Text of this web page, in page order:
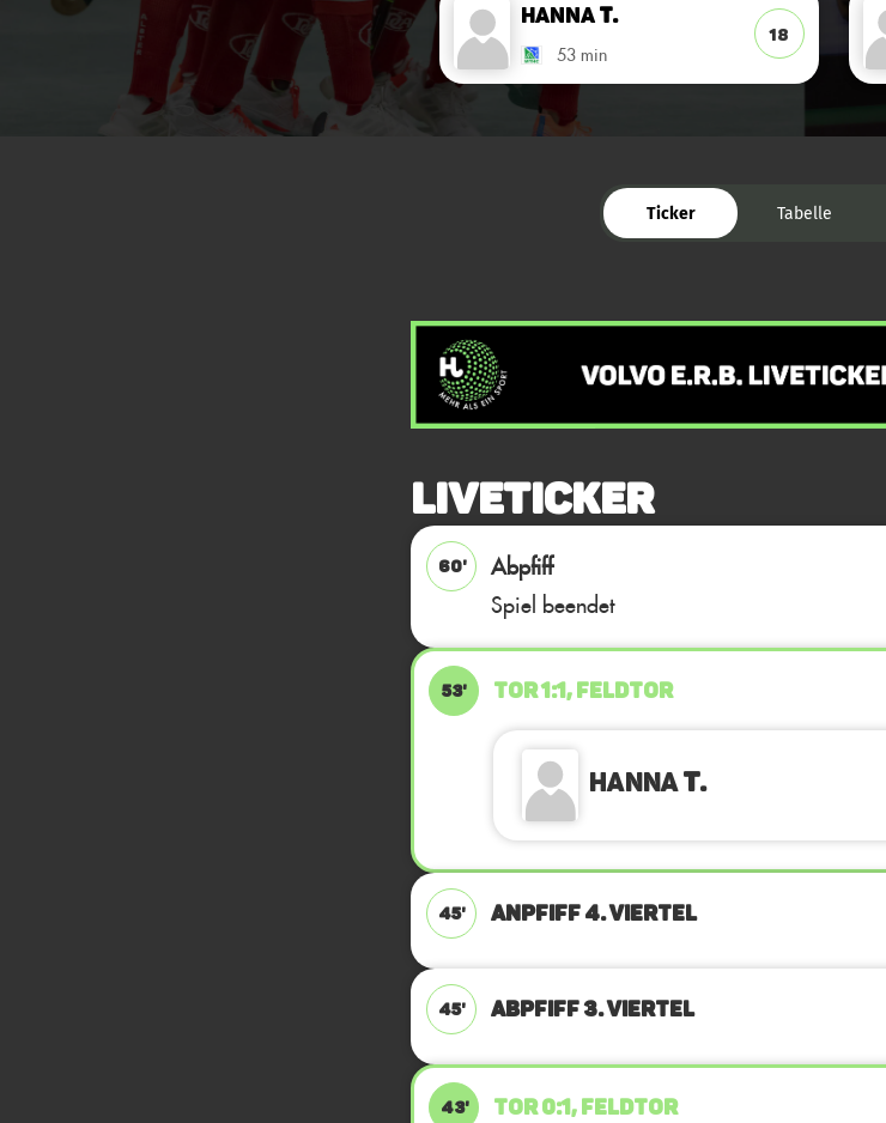
HannaT.
53 min
18
Ticker Tabelle
Liveticker
60'
Abpfiff
Spiel beendet
53' TOR 1:1, FELDTOR
HannaT.
45' ANPFIFF 4. Viertel
45' ABPFIFF 3. Viertel
43' TOR 0:1, FELDTOR